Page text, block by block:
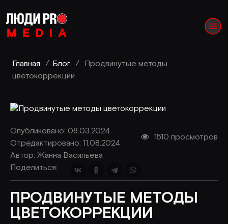
Главная / Блог / Продвинутые методы
цветокоррекции
Опубликовано: 08.03.2024
Отредактировано: 11.08.2024
1510 просмотров
Автор: Жанна Васильева
Поделиться:
ПРОДВИНУТЫЕ МЕТОДЫ
ЦВЕТОКОРРЕКЦИИ